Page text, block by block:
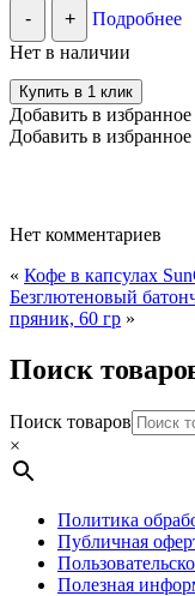
- +
Подробнее
Нет в наличии
Купить в 1 клик
Добавить в избранное
Добавить в избранное
Нет комментариев
« Кофе в капсулах
Безглютеновый
пряник, 60 гр »
Поиск
Поиск товаров
×
Политика
Публичная
Полезная